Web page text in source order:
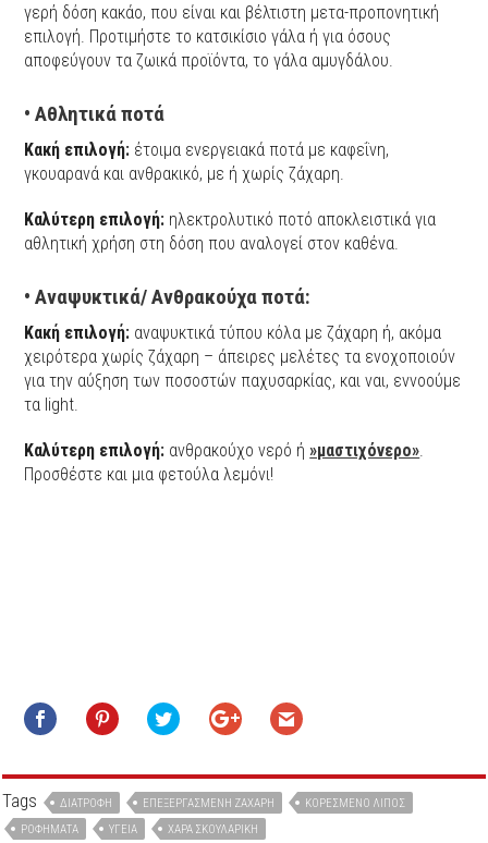
γερή δόση κακάο, που είναι και βέλτιστη μετα-προπονητική
επιλογή. Προτιμήστε το κατσικίσιο γάλα ή για όσους
αποφεύγουν τα ζωικά προϊόντα, το γάλα αμυγδάλου.
•Αθλητικά ποτά
Κακή επιλογή: έτοιμα ενεργειακά ποτά με καφεΐνη,
γκουαρανά και ανθρακικό, με ή χωρίς ζάχαρη.
Καλύτερη επιλογή: ηλεκτρολυτικό ποτό αποκλειστικά για
αθλητική χρήση στη δόση που αναλογεί στον καθένα.
• Αναψυκτικά/ Ανθρακούχα ποτά:
Κακή επιλογή: αναψυκτικά τύπου κόλα με ζάχαρη ή, ακόμα
χειρότερα χωρίς ζάχαρη – άπειρες μελέτες τα ενοχοποιούν
για την αύξηση των ποσοστών παχυσαρκίας, και ναι, εννοούμε
τα light.
Καλύτερη επιλογή: ανθρακούχο νερό ή»μαστιχόνερο»
Προσθέστε και μια φετούλα λεμόνι!
Tags ΔΙΑΤΡΟΦΉ ΕΠΕΞΕΡΓΑΣΜΈΝΗ ΖΆΧΑΡΗ
ΚΟΡΕΣΜΈΝΟ ΛΊΠΟΣ
ΡΟΦΉΜΑΤΑ
ΥΓΕΊΑ ΧΑΡΆ ΣΚΟΥΛΑΡΊΚΗ